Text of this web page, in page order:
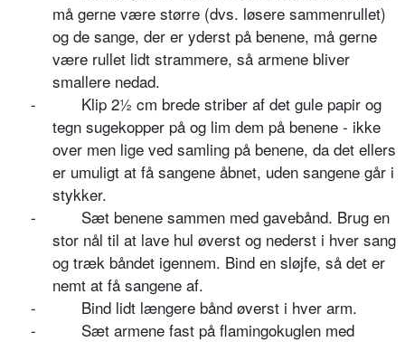
må gerne være større (dvs. løsere sammenrullet)
og de sange, der er yderst på benene, må gerne
være rullet lidt strammere, så armene bliver
smallere nedad.
-
Klip 2½ cm brede striber af det gule papir og
tegn sugekopper på og lim dem på benene - ikke
over men lige ved samling på benene, da det ellers
er umuligt at få sangene åbnet, uden sangene går i
stykker.
-
Sæt benene sammen med gavebånd. Brug en
stor nål til at lave hul øverst og nederst i hver sang
og træk båndet igennem. Bind en sløjfe, så det er
nemt at få sangene af.
-
Bind lidt længere bånd øverst i hver arm.
-
Sæt armene fast på flamingokuglen med